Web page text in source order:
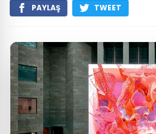
PAYLAŞ TWEET